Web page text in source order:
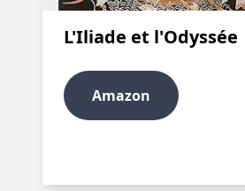
L'Iliade et l'Odyssée
Amazon